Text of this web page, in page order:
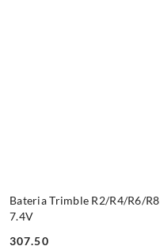
Bateria Trimble R2/R4/R6/
7.4V
307.50